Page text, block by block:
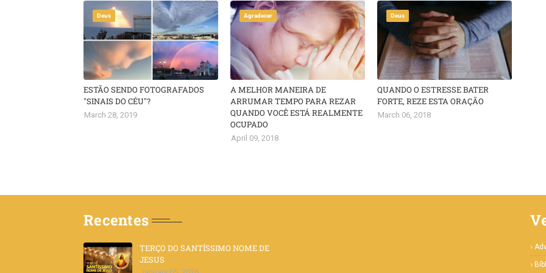
Deus
ESTÃO SENDO FOTOGRAFADOS
"SINAIS DO CÉU"?
March 28, 2019
Agradecer
A MELHOR MANEIRA DE
ARRUMAR TEMPO PARA REZAR
QUANDO VOCÊ ESTÁ REALMENTE
OCUPADO
April 09, 2018
Deus
QUANDO O ESTRESSE BATER
FORTE, REZE ESTA ORAÇÃO
March 06, 2018
Recentes
TERÇO DO SANTÍSSIMO NOME DE
JESUS